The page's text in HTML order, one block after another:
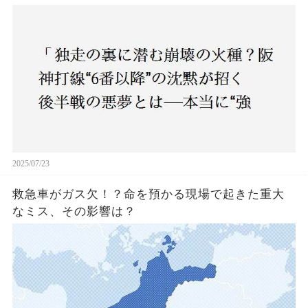
2025/07/23
救急車がガス欠！？命を預かる現場で起きた重大
なミス、その影響は？